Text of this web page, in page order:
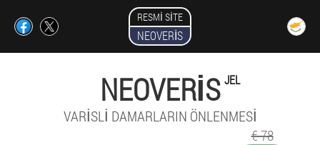
RESMI SITE
NEOVERIS
NEOVERIS JEL
VARISLI DAMARLARIN ÖNLENMESI
€ 78